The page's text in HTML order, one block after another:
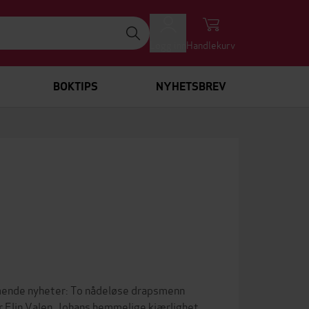
Handlekurv
BOKTIPS NYHETSBREV
nyheter: To nådeløse drapsmenn